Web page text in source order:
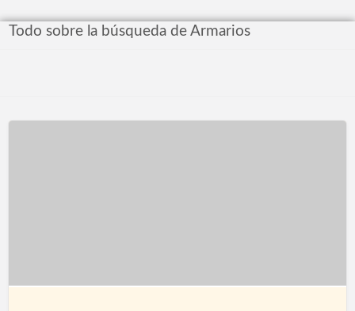
Todo sobre la búsqueda de Armarios